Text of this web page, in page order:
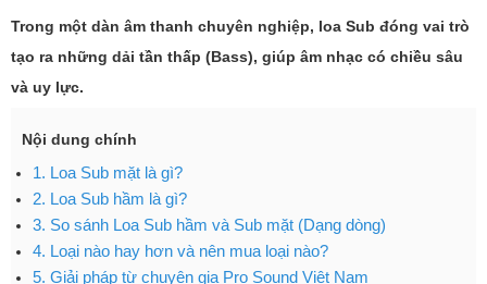
Trong một dàn âm thanh chuyên nghiệp, loa Sub đóng vai trò
tạo ra những dải tần thấp (Bass), giúp âm nhạc có chiều sâu
và uy lực.
Nội dung chính
1. Loa Sub mặt là gì?
2. Loa Sub hầm là gì?
3. So sánh Loa Sub hầm và Sub mặt (Dạng dòng)
4. Loại nào hay hơn và nên mua loại nào?
5. Giải pháp từ chuyên gia Pro Sound Việt Nam